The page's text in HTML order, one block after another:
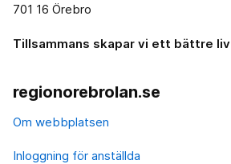
701 16 Örebro
Tillsammans skapar vi ett bättre liv
regionorebrolan.se
Om webbplatsen
Inloggning för anställda